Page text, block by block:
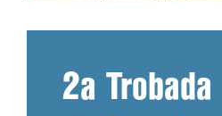
2a Trobada